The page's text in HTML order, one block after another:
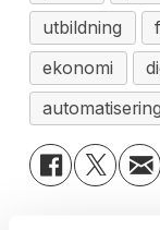
utbildning
ekonomi
automatisering